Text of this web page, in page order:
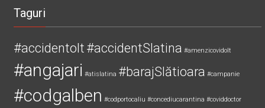
Taguri
#accidentolt #accidentSlatina #amenzicovidolt
#angajari #atislatina #barajSlătioara #campanie
#codgalben #codportocaliu #concediucarantina #coviddoctor